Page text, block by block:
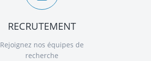
RECRUTEMENT
Rejoignez nos équipes de
recherche